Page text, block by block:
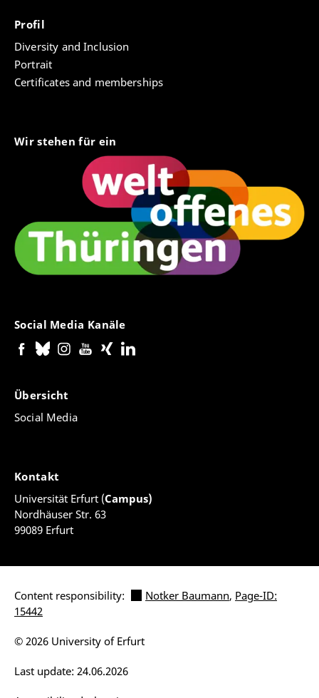
Profil
Diversity and Inclusion
Portrait
Certificates and memberships
Wir stehen für ein
Social Media Kanäle
Übersicht
Social Media
Kontakt
Universität Erfurt (Campus)
Nordhäuser Str. 63
99089 Erfurt
Content responsibility: Notker Baumann, Page-ID:
15442
Last update: 24.06.2026
© 2026 University of Erfurt